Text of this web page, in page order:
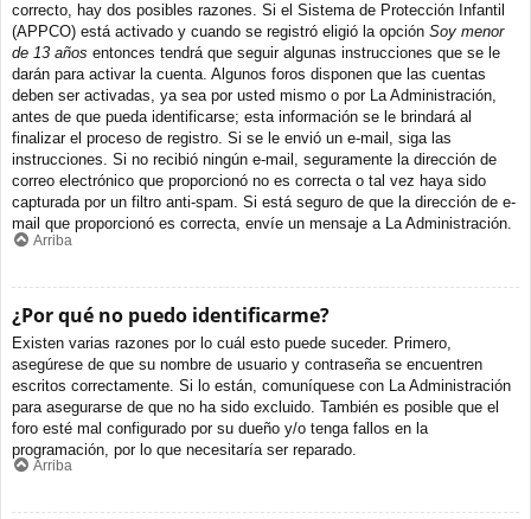
correcto, hay dos posibles razones. Si el Sistema de Protección Infantil
(APPCO) está activado y cuando se registró eligió la opción Soy menor
de 13 años entonces tendrá que seguir algunas instrucciones que se le
darán para activar la cuenta. Algunos foros disponen que las cuentas
deben ser activadas, ya sea por usted mismo o por La Administración,
antes de que pueda identificarse; esta información se le brindará al
finalizar el proceso de registro. Si se le envió un e-mail, siga las
instrucciones. Si no recibió ningún e-mail, seguramente la dirección de
correo electrónico que proporcionó no es correcta o tal vez haya sido
capturada por un filtro anti-spam. Si está seguro de que la dirección de e-
mail que proporcionó es correcta, envíe un mensaje a La Administración.
Arriba
¿Por qué no puedo identificarme?
Existen varias razones por lo cuál esto puede suceder. Primero,
asegúrese de que su nombre de usuario y contraseña se encuentren
escritos correctamente. Si lo están, comuníquese con La Administración
para asegurarse de que no ha sido excluido. También es posible que el
foro esté mal configurado por su dueño y/o tenga fallos en la
programación, por lo que necesitaría ser reparado.
Arriba